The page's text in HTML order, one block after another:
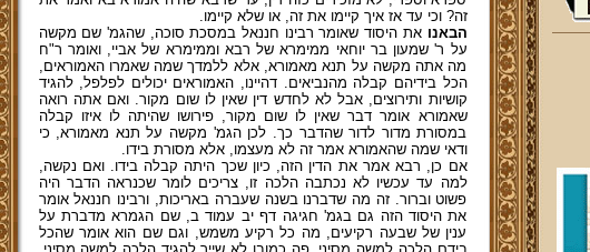
זה? וכי עד אז איך קיימו את זה, או שלא קיימו.
הבאנו את היסוד שאומר רבינו חננאל במסכת סוכה, שהגמ' שם מקשה
על ר' שמעון בר יוחאי ממימרא של רבא וממימרא של אביי, ואומר ר"ח
מה אתה מקשה על תנא מאמורא, אלא ללמדך שמה שאמרו האמוראים,
הכל בידיהם קבלה מהנביאים. דהיינו, האמוראים יכולים לפלפל, להגיד
קושיות ותירוצים, אבל לא לחדש דין שאין לו שום מקור. ואם אתה רואה
שאמורא אומר דבר שאין לו שום מקור, פירושו שהיתה לו איזו קבלה
במסורת מדור לדור שהדבר כך. לכן הגמ' מקשה על תנא מאמורא, כי
ודאי שמה שהאמורא אמר זה לא מעצמו, אלא מסורת בידו.
אם כן, רבא אמר את הדין הזה, כיון שכך היתה קבלה בידו. ואם נקשה,
למה עד עכשיו לא נכתבה הלכה זו, צריכים לומר שכנראה הדבר היה
פשוט וברור. זה מה שדברנו בשנה שעברה באריכות, ורבינו חננאל אומר
את היסוד הזה גם בגמ' חגיגה דף יב עמוד ב, שם הגמרא מדברת על
ענין של שבעה רקיעים, מה כל רקיע משמש, וגם שם הוא אומר שהכל